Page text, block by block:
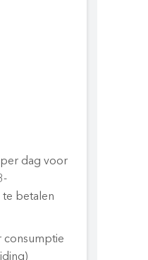
dag voor
te betalen
consumptie